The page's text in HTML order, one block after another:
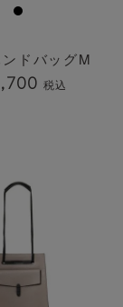
ドバッグM
税込